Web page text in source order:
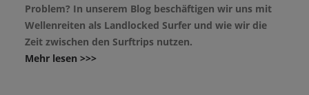
Problem? In unserem Blog beschäftigen wir uns mit
Wellenreiten als Landlocked Surfer und wie wir die
Zeit zwischen den Surftrips nutzen.
Mehr lesen >>>